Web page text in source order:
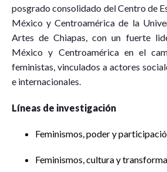
posgrado consolidado del Centro de
México y Centroamérica de la
Artes de Chiapas, con un fuerte
México y Centroamérica en el
feministas, vinculados a actores
e internacionales.
Líneas de investigación
Feminismos, poder y
Feminismos, cultura y